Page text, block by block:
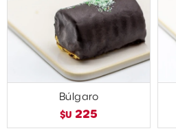
Búlgaro
$U 225